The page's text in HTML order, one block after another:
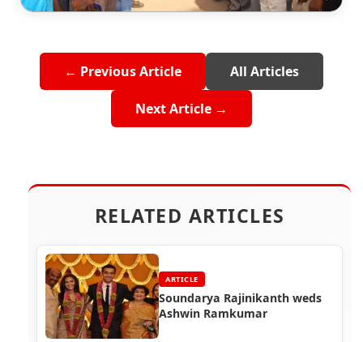
← Previous Article All Articles
Next Article →
RELATED ARTICLES
ARTICLE
Soundarya Rajinikanth weds
Ashwin Ramkumar